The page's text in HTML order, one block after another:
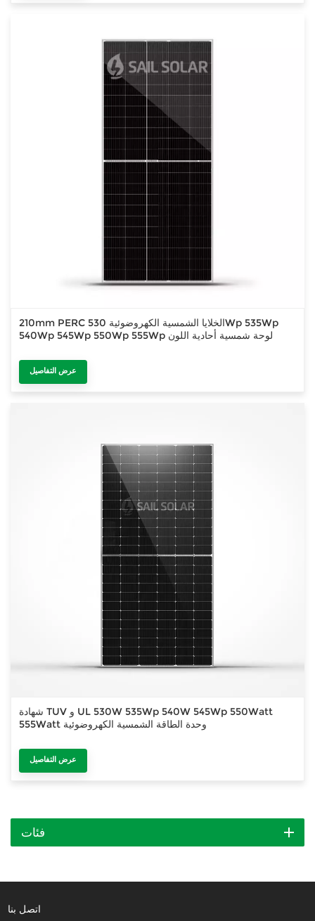
210mm PERC الخلايا الشمسية الكهروضوئية 530Wp 535Wp
540Wp 545Wp 550Wp 555Wp لوحة شمسية أحادية اللون
عرض التفاصيل
شهادة TUV و UL 530W 535Wp 540W 545Wp 550Watt
555Watt وحدة الطاقة الشمسية الكهروضوئية
عرض التفاصيل
فئات
اتصل بنا